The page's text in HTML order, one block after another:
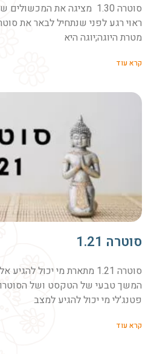
סוטרה 1.30 מציגה את
מטרת היוגה;יוגה היא
קרא עוד
סוטרה 1.21
המשך טבעי של הטקסט ושל
פטנג'לי מי יכול להגיע למצב
קרא עוד